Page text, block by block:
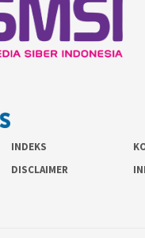
INDEKS
DISCLAIMER